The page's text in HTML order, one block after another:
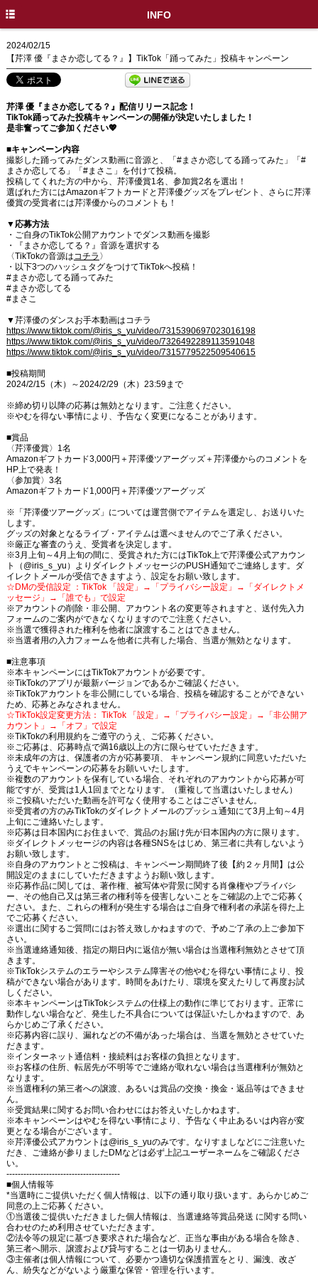
INFO
2024/02/15
【芹澤 優『まさか恋してる？』】TikTok「踊ってみた」投稿キャンペーン
芹澤 優『まさか恋してる？』配信リリース記念！
TikTok踊ってみた投稿キャンペーンの開催が決定いたしました！
是非奮ってご参加ください💖
■キャンペーン内容
撮影した踊ってみたダンス動画に音源と、「#まさか恋してる踊ってみた」「#
まさか恋してる」「#まさこ」を付けて投稿。
投稿してくれた方の中から、芹澤優賞1名、参加賞2名を選出！
選ばれた方にはAmazonギフトカードと芹澤優グッズをプレゼント、さらに芹澤
優賞の受賞者には芹澤優からのコメントも！
▼応募方法
・ご自身のTikTok公開アカウントでダンス動画を撮影
・『まさか恋してる？』音源を選択する
〈TikTokの音源はコチラ 〉
・以下3つのハッシュタグをつけてTikTokへ投稿！
#まさか恋してる踊ってみた
#まさか恋してる
#まさこ
▼芹澤優のダンスお手本動画はコチラ
https://www.tiktok.com/@iris_s_yu/video/7315390697023016198
https://www.tiktok.com/@iris_s_yu/video/7326492289113591048
https://www.tiktok.com/@iris_s_yu/video/7315779522509540615
■投稿期間
2024/2/15（木）～2024/2/29（木）23:59まで
※締め切り以降の応募は無効となります。ご注意ください。
※やむを得ない事情により、予告なく変更になることがあります。
■賞品
〈芹澤優賞〉1名
Amazonギフトカード3,000円＋芹澤優ツアーグッズ＋芹澤優からのコメントを
HP上で発表！
〈参加賞〉3名
Amazonギフトカード1,000円＋芹澤優ツアーグッズ
※「芹澤優ツアーグッズ」については運営側でアイテムを選定し、お送りいた
します。
グッズの対象となるライブ・アイテムは選べませんのでご了承ください。
※厳正な審査のうえ、受賞者を決定します。
※3月上旬～4月上旬の間に、受賞された方にはTikTok上で芹澤優公式アカウン
ト（@iris_s_yu）よりダイレクトメッセージのPUSH通知でご連絡します。ダ
イレクトメールが受信できますよう、設定をお願い致します。
☆DMの受信設定 ：TikTok 「設定」→「プライバシー設定」→「ダイレクトメ
ッセージ」→「誰でも」で設定
※アカウントの削除・非公開、アカウント名の変更等されますと、送付先入力
フォームのご案内ができなくなりますのでご注意ください。
※当選で獲得された権利を他者に譲渡することはできません。
※当選者用の入力フォームを他者に共有した場合、当選が無効となります。
■注意事項
※本キャンペーンにはTikTokアカウントが必要です。
※TikTokのアプリが最新バージョンであるかご確認ください。
※TikTokアカウントを非公開にしている場合、投稿を確認することができない
ため、応募とみなされません。
☆TikTok設定変更方法： TikTok 「設定」→「プライバシー設定」→「非公開ア
カウント」→「オフ」で設定
※TikTokの利用規約をご遵守のうえ、ご応募ください。
※ご応募は、応募時点で満16歳以上の方に限らせていただきます。
※未成年の方は、保護者の方が応募要項、 キャンペーン規約に同意いただいた
うえでキャンペーンの応募をお願いいたします。
※複数のアカウントを保有している場合、それぞれのアカウントから応募が可
能ですが、受賞は1人1回までとなります。（重複して当選はいたしません）
※ご投稿いただいた動画を許可なく使用することはございません。
※受賞者の方のみTikTokのダイレクトメールのプッシュ通知にて3月上旬～4月
上旬にご連絡いたします。
※応募は日本国内にお住まいで、賞品のお届け先が日本国内の方に限ります。
※ダイレクトメッセージの内容は各種SNSをはじめ、第三者に共有しないよう
お願い致します。
※自身のアカウントとご投稿は、キャンペーン期間終了後【約２ヶ月間】は公
開設定のままにしていただきますようお願い致します。
※応募作品に関しては、著作権、被写体や背景に関する肖像権やプライバシ
ー、その他自己又は第三者の権利等を侵害しないことをご確認の上でご応募く
ださい。また、これらの権利が発生する場合はご自身で権利者の承諾を得た上
でご応募ください。
※選出に関するご質問にはお答え致しかねますので、予めご了承の上ご参加下
さい。
※当選連絡通知後、指定の期日内に返信が無い場合は当選権利無効とさせて頂
きます。
※TikTokシステムのエラーやシステム障害その他やむを得ない事情により、投
稿ができない場合があります。時間をあけたり、環境を変えたりして再度お試
しください。
※本キャンペーンはTikTokシステムの仕様上の動作に準じております。正常に
動作しない場合など、発生した不具合については保証いたしかねますので、あ
らかじめご了承ください。
※応募内容に誤り、漏れなどの不備があった場合は、当選を無効とさせていた
だきます。
※インターネット通信料・接続料はお客様の負担となります。
※お客様の住所、転居先が不明等でご連絡が取れない場合は当選権利が無効と
なります。
※当選権利の第三者への譲渡、あるいは賞品の交換・換金・返品等はできませ
ん。
※受賞結果に関するお問い合わせにはお答えいたしかねます。
※本キャンペーンはやむを得ない事情により、予告なく中止あるいは内容が変
更となる場合がございます。
※芹澤優公式アカウントは@iris_s_yuのみです。なりすましなどにご注意いた
だき、ご連絡が参りましたDMなどは必ず上記ユーザーネームをご確認くださ
い。
----------------------------------------
■個人情報等
*当選時にご提供いただく個人情報は、以下の通り取り扱います。あらかじめご
同意の上ご応募ください。
①当選後ご提供いただきました個人情報は、当選連絡等賞品発送 に関する問い
合わせのため利用させていただきます。
②法令等の規定に基づき要求された場合など、正当な事由がある場合を除き、
第三者へ開示、譲渡および貸与することは一切ありません。
③主催者は個人情報について、必要かつ適切な保護措置をとり、漏洩、改ざ
ん、紛失などがないよう厳重な保管・管理を行います。
HOME
INFO
DISC
LIVE / EVENT
MEDIA
MOVIE
GOODS
SPECIAL
X